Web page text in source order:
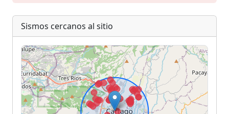
Sismos cercanos al sitio